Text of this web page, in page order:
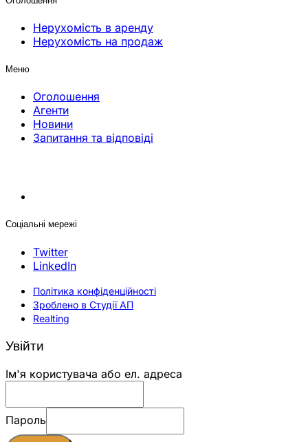
Нерухомість в аренду
Нерухомість на продаж
Меню
Оголошення
Агенти
Новини
Запитання та відповіді
Соціальні мережі
Twitter
LinkedIn
Політика конфіденційності
Зроблено в Студії АП
Realting
Увійти
Ім'я користувача або ел. адреса
Пароль